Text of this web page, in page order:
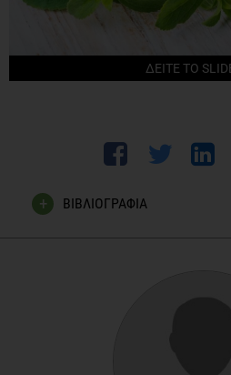
ΔΕΙΤΕ ΤΟ
ΒΙΒΛΙΟΓΡΑΦΙΑ